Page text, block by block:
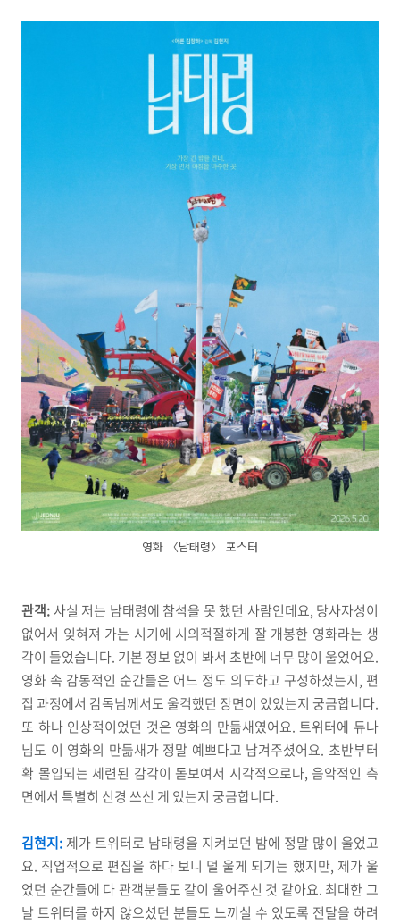
영화 〈남태령〉 포스터
관객: 사실 저는 남태령에 참석을 못 했던 사람인데요, 당사자성이
없어서 잊혀져 가는 시기에 시의적절하게 잘 개봉한 영화라는 생
각이 들었습니다. 기본 정보 없이 봐서 초반에 너무 많이 울었어요.
영화 속 감동적인 순간들은 어느 정도 의도하고 구성하셨는지, 편
집 과정에서 감독님께서도 울컥했던 장면이 있었는지 궁금합니다.
또 하나 인상적이었던 것은 영화의 만듦새였어요. 트위터에 듀나
님도 이 영화의 만듦새가 정말 예쁘다고 남겨주셨어요. 초반부터
확 몰입되는 세련된 감각이 돋보여서 시각적으로나, 음악적인 측
면에서 특별히 신경 쓰신 게 있는지 궁금합니다.
김현지: 제가 트위터로 남태령을 지켜보던 밤에 정말 많이 울었고
요. 직업적으로 편집을 하다 보니 덜 울게 되기는 했지만, 제가 울
었던 순간들에 다 관객분들도 같이 울어주신 것 같아요. 최대한 그
날 트위터를 하지 않으셨던 분들도 느끼실 수 있도록 전달을 하려